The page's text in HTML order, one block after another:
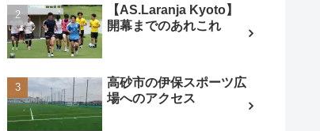
【AS.Laranja Kyoto】
開幕までのあれこれ
高砂市の伊保スポーツ広
場へのアクセス